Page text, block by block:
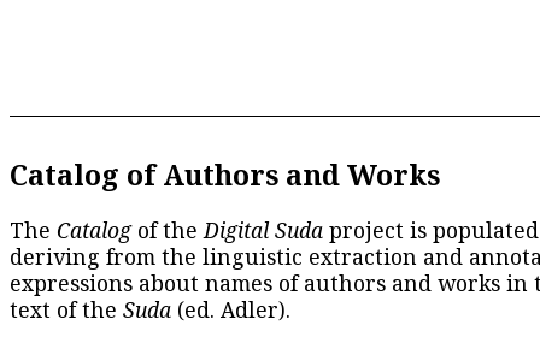
Catalog of Authors and Works
The Catalogof theDigital Suda project is
deriving from the linguistic extraction and
expressions about names of authors and works in
text of the Suda (ed. Adler).